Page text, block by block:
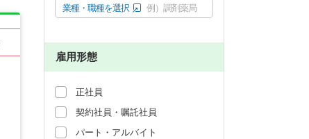
業種・職種を選択 例）調剤薬局
雇用形態
正社員
契約社員・嘱託社員
パート・アルバイト